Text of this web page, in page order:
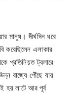
মানুষ। দীর্ঘদিন ধরে
করেছিলেন এলাকার
প্রতিনিয়ত ট্রলারে
রাজ্যে পৌঁছে যায়
হয় লাটে আর পূর্ব